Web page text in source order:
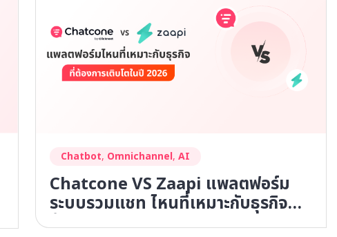
Chatbot, Omnichannel, AI
Chatcone VS Zaapi แพลตฟอร์ม
ระบบรวมแชท ไหนที่เหมาะกับธุรกิจที่
ต้องการเติบโตในปี 2026